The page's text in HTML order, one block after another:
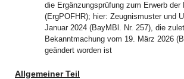
die Ergänzungsprüfung zum Erwerb der
(ErgPOFHR); hier: Zeugnismuster und
Januar 2024 (BayMBl. Nr. 257), die
Bekanntmachung vom 19. März 2026
geändert worden ist
Allgemeiner Teil